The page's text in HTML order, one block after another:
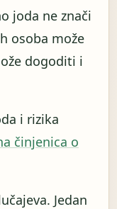
joda ne znači
osoba može
dogoditi i
i rizika
činjenica o
Jedan